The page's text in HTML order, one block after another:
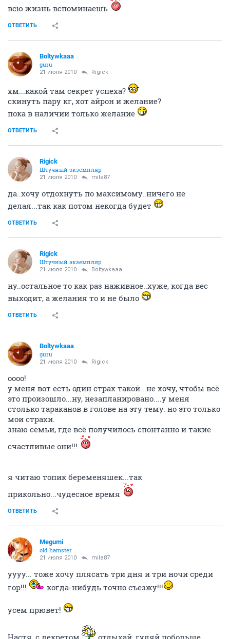
всю жизнь вспоминаешь
ОТВЕТИТЬ
Boltywkaaa
guru
21 июля 2010 Rigick
хм...какой там секрет успеха?
скинуть пару кг, хот айрон и желание?
пока в наличии только желание
ОТВЕТИТЬ
Rigick
Штучный экземпляр
21 июля 2010 mila87
да..хочу отдохнуть по максимому..ничего не
делая...так как потом некогда будет
ОТВЕТИТЬ
Rigick
Штучный экземпляр
21 июля 2010 Boltywkaaa
ну..остальное то как раз наживное..хуже, когда вес
выходит, а желания то и не было
ОТВЕТИТЬ
Boltywkaaa
guru
21 июля 2010 Rigick
оооо!
у меня вот есть один страх такой...не хочу, чтобы всё
это произошло...ну, незапланировано....у меня
столько тараканов в голове на эту тему. но это только
мои страхи.
знаю семьи, где всё получилось спонтанно и такие
счастливые они!!!
я читаю топик беременяшек...так
прикольно...чудесное время
ОТВЕТИТЬ
Megumi
old hamster
21 июля 2010 mila87
уууу... тоже хочу плясать три дня и три ночи среди
гор!!!
когда-нибудь точно съезжу!!!
усем прювет!
Настя, с декретом отдыхай, гуляй побольше,